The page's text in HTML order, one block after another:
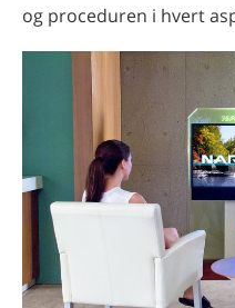
og proceduren i hvert